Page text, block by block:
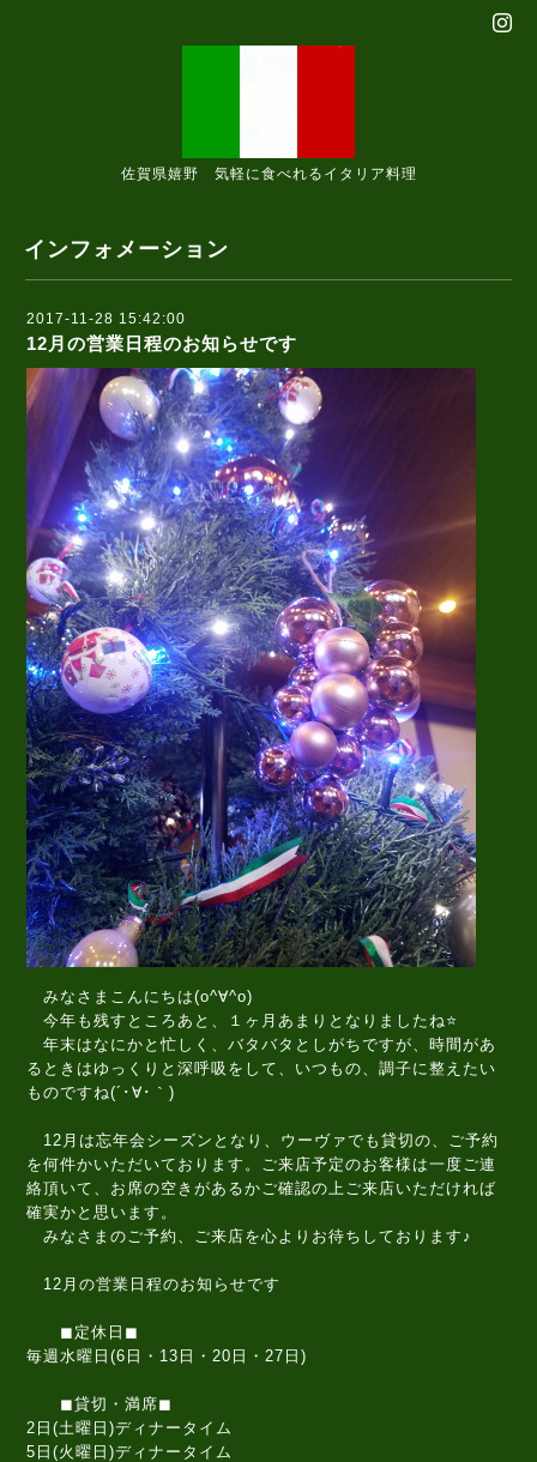
佐賀県嬉野 気軽に食べれるイタリア料理
インフォメーション
2017-11-28 15:42:00
12月の営業日程のお知らせです
みなさまこんにちは(o^∀^o)
今年も残すところあと、１ヶ月あまりとなりましたね⭐
年末はなにかと忙しく、バタバタとしがちですが、時間があ
るときはゆっくりと深呼吸をして、いつもの、調子に整えたい
ものですね(´･∀･｀)
12月は忘年会シーズンとなり、ウーヴァでも貸切の、ご予約
を何件かいただいております。ご来店予定のお客様は一度ご連
絡頂いて、お席の空きがあるかご確認の上ご来店いただければ
確実かと思います。
みなさまのご予約、ご来店を心よりお待ちしております♪
12月の営業日程のお知らせです
◼定休日◼
毎週水曜日(6日・13日・20日・27日)
◼貸切・満席◼
2日(土曜日)ディナータイム
5日(火曜日)ディナータイム